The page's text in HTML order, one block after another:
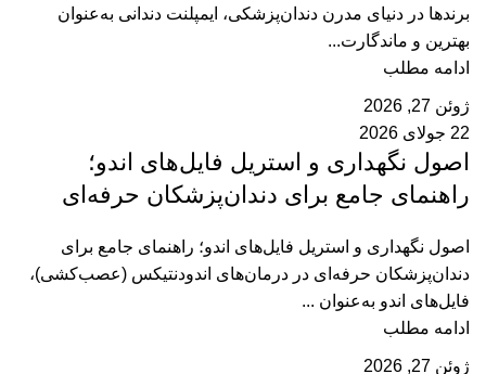
برندها در دنیای مدرن دندان‌پزشکی، ایمپلنت دندانی به‌عنوان
بهترین و ماندگارت...
ادامه مطلب
ژوئن 27, 2026
22 جولای 2026
اصول نگهداری و استریل فایل‌های اندو؛
راهنمای جامع برای دندان‌پزشکان حرفه‌ای
اصول نگهداری و استریل فایل‌های اندو؛ راهنمای جامع برای
دندان‌پزشکان حرفه‌ای در درمان‌های اندودنتیکس (عصب‌کشی)،
فایل‌های اندو به‌عنوان ...
ادامه مطلب
ژوئن 27, 2026